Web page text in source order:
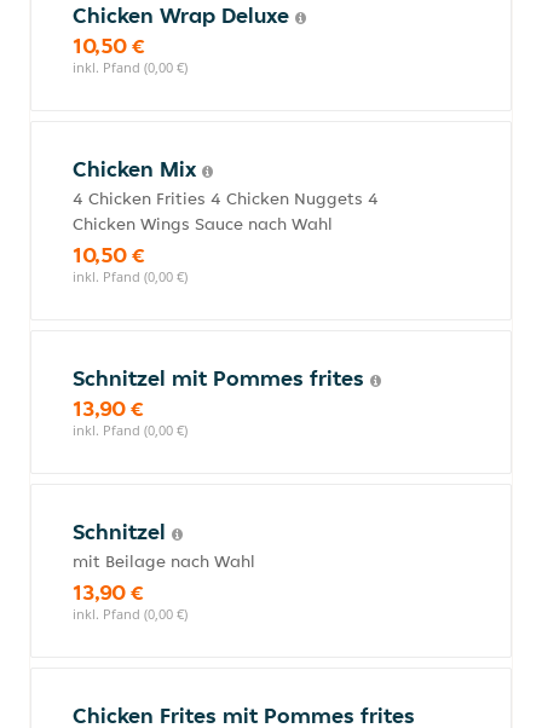
Chicken Wrap Deluxe
10,50 €
inkl. Pfand (0,00 €)
Chicken Mix
4 Chicken Frities 4 Chicken Nuggets 4
Chicken Wings Sauce nach Wahl
10,50 €
inkl. Pfand (0,00 €)
Schnitzel mit Pommes frites
13,90 €
inkl. Pfand (0,00 €)
Schnitzel
mit Beilage nach Wahl
13,90 €
inkl. Pfand (0,00 €)
Chicken Frites mit Pommes frites